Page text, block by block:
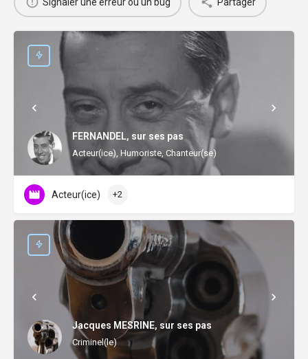
FERNANDEL, sur ses pas
Acteur(ice), Humoriste, Chanteur(se)
Acteur(ice) +2
Jacques MESRINE, sur ses pas
Criminel(le)